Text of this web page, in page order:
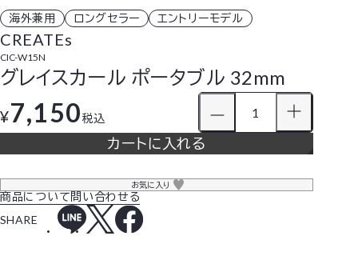
海外兼用 ロングセラー エントリーモデル
CREATEs
CIC-W15N
グレイスカール ポータブル 32mm
¥7,150税込
カートに入れる
お気に入り
商品について問い合わせる
SHARE